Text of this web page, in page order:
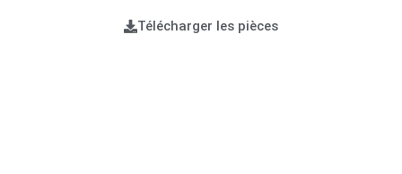
Télécharger les pièces